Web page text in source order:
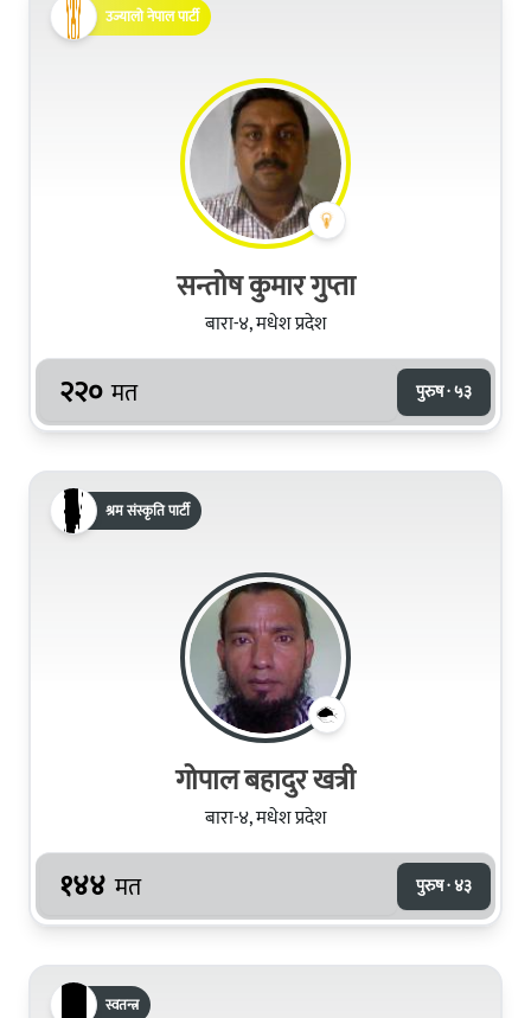
उज्यालो नेपाल पार्टी
सन्तोष कुमार गुप्ता
बारा-४, मधेश प्रदेश
२२० मत पुरुष · ५३
श्रम संस्कृति पार्टी
गोपाल बहादुर खत्री
बारा-४, मधेश प्रदेश
१४४ मत पुरुष · ४३
स्वतन्त्र